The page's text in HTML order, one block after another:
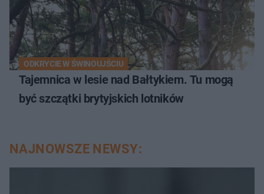
ODKRYCIE W ŚWINOUJŚCIU
Tajemnica w lesie nad Bałtykiem. Tu mogą
być szczątki brytyjskich lotników
NAJNOWSZE NEWSY: